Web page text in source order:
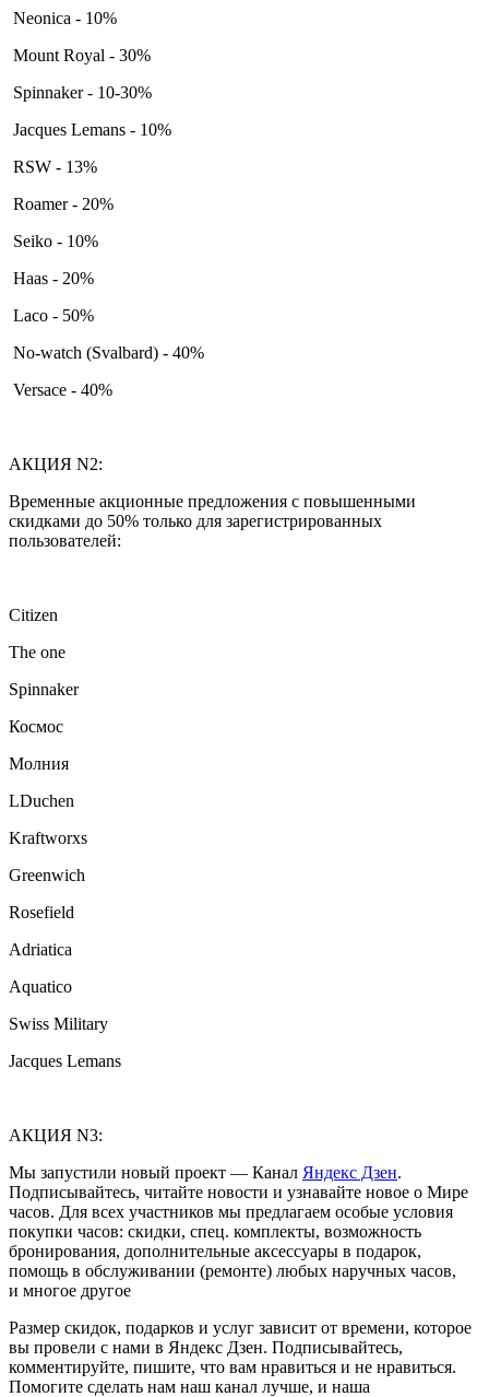
Neonica - 10%
Mount Royal - 30%
Spinnaker - 10-30%
Jacques Lemans - 10%
RSW - 13%
Roamer - 20%
Seiko - 10%
Haas - 20%
Laco - 50%
No-watch (Svalbard) - 40%
Versace - 40%
АКЦИЯ N2:
Временные акционные предложения с повышенными
скидками до 50% только для зарегистрированных
пользователей:
Citizen
The one
Spinnaker
Космос
Молния
LDuchen
Kraftworxs
Greenwich
Rosefield
Adriatica
Aquatico
Swiss Military
Jacques Lemans
АКЦИЯ N3:
Мы запустили новый проект — Канал Яндекс Дзен.
Подписывайтесь, читайте новости и узнавайте новое о Мире
часов. Для всех участников мы предлагаем особые условия
покупки часов: скидки, спец. комплекты, возможность
бронирования, дополнительные аксессуары в подарок,
помощь в обслуживании (ремонте) любых наручных часов,
и многое другое
Размер скидок, подарков и услуг зависит от времени, которое
вы провели с нами в Яндекс Дзен. Подписывайтесь,
комментируйте, пишите, что вам нравиться и не нравиться.
Помогите сделать нам наш канал лучше, и наша